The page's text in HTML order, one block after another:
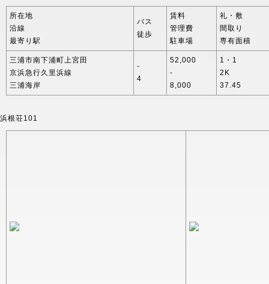
所在地
沿線
最寄り駅
バス
徒歩
賃料
管理費
駐車場
礼・敷
間取り
専有面積
三浦市南下浦町上宮田
京浜急行久里浜線
三浦海岸
-
4
52,000
-
8,000
1・1
2K
37.45
浜根荘101